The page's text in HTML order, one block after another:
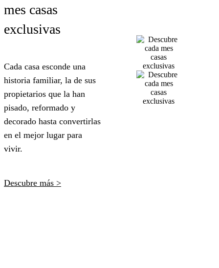
mes casas
exclusivas
Cada casa esconde una
historia familiar, la de sus
propietarios que la han
pisado, reformado y
decorado hasta convertirlas
en el mejor lugar para
vivir.
Descubre más >